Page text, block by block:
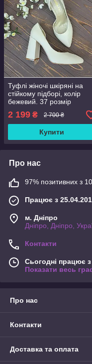
Туфлі жіночі шкіряні на
стійкому підборі, колір
бежевий. 37 розмір
2 199 ₴ 2 700 ₴
Купити
Про нас
97% позитивних з
Працює з
м. Дніпро
Дніпро, Дніпро,
Контакти
Сьогодні працює
Показати весь
Про нас
Контакти
Доставка та оплата